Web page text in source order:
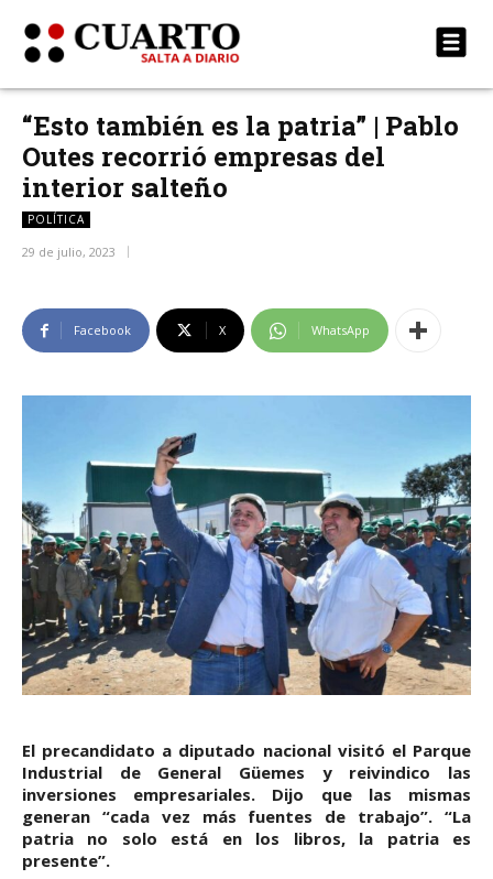
“Esto también es la patria” | Pablo
Outes recorrió empresas del
interior salteño
POLÍTICA
29 de julio, 2023
Facebook X WhatsApp
El precandidato a diputado nacional visitó el Parque
Industrial de General Güemes y reivindico las
inversiones empresariales. Dijo que las mismas
generan “cada vez más fuentes de trabajo”. “La
patria no solo está en los libros, la patria es
presente”.